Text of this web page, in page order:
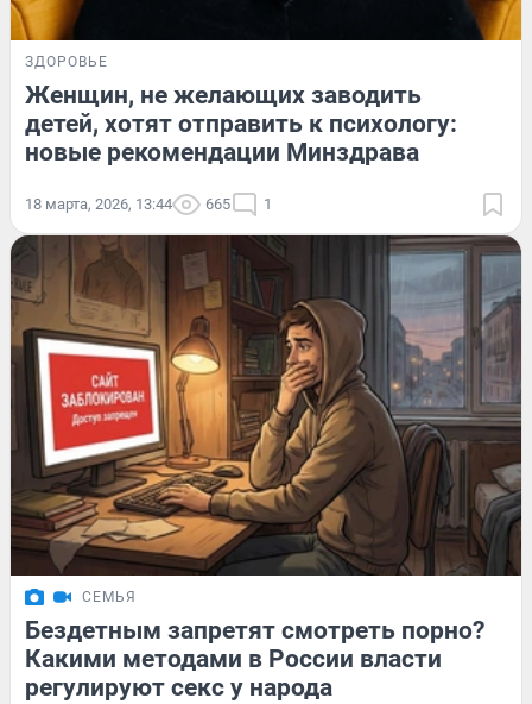
ЗДОРОВЬЕ
Женщин, не желающих заводить
детей, хотят отправить к психологу:
новые рекомендации Минздрава
18 марта, 2026, 13:44 665 1
СЕМЬЯ
Бездетным запретят смотреть порно?
Какими методами в России власти
регулируют секс у народа